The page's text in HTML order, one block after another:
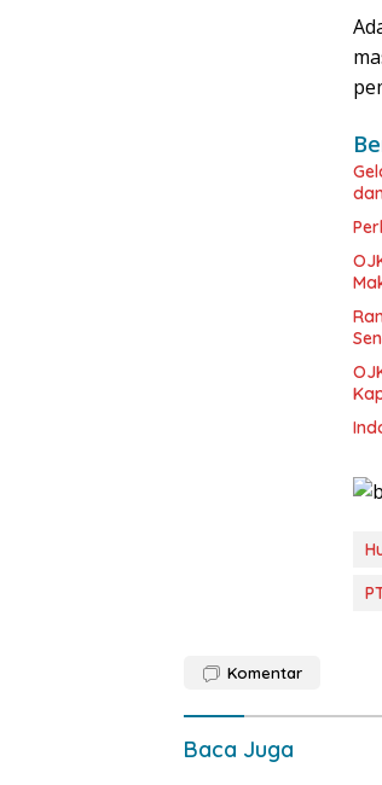
Komentar
Baca Juga